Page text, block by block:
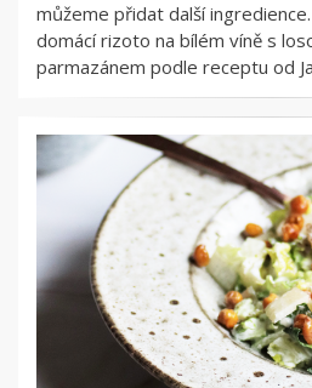
můžeme přidat další
domácí rizoto na bílém víně s
parmazánem podle receptu od